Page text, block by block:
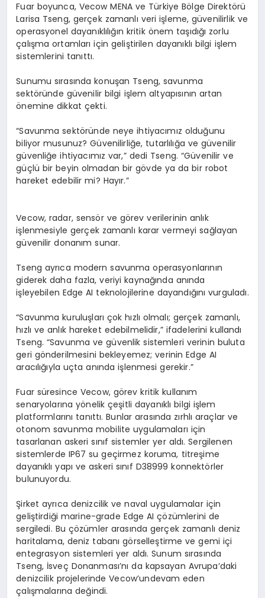
Fuar boyunca, VecowMENA ve Türkiye Bölge Direktörü
Larisa Tseng, gerçek zamanlı veri işleme, güvenilirlik ve
operasyonel dayanıklılığın kritik önem taşıdığı zorlu
çalışma ortamları için geliştirilen dayanıklı bilgi işlem
sistemlerini tanıttı.
Sunumu sırasında konuşan Tseng, savunma
sektöründe güvenilir bilgi işlem altyapısının artan
önemine dikkat çekti.
“Savunma sektöründe neye ihtiyacımız olduğunu
biliyor musunuz? Güvenilirliğe, tutarlılığa ve güvenilir
güvenliğe ihtiyacımız var,” dedi Tseng. “Güvenilir ve
güçlü bir beyin olmadan bir gövde ya da bir robot
hareket edebilir mi? Hayır.”
Vecow, radar, sensör ve görev verilerinin anlık
işlenmesiyle gerçek zamanlı karar vermeyi sağlayan
güvenilir donanım sunar.
Tseng ayrıca modern savunma operasyonlarının
giderek daha fazla, veriyi kaynağında anında
işleyebilen Edge AI teknolojilerine dayandığını vurguladı.
“Savunma kuruluşları çok hızlı olmalı; gerçek zamanlı,
hızlı ve anlık hareket edebilmelidir,” ifadelerini kullandı
Tseng. “Savunma ve güvenlik sistemleri verinin buluta
geri gönderilmesini bekleyemez; verininEdge AI
aracılığıyla uçta anında işlenmesi gerekir.”
Fuar süresince Vecow, görev kritik kullanım
senaryolarına yönelik çeşitli dayanıklı bilgi işlem
platformlarını tanıttı. Bunlar arasında zırhlı araçlar ve
otonom savunma mobilite uygulamaları için
tasarlanan askeri sınıf sistemler yer aldı. Sergilenen
sistemlerde IP67su geçirmez koruma, titreşime
dayanıklı yapı ve askeri sınıf D38999 konnektörler
bulunuyordu.
Şirket ayrıca denizcilik ve naval uygulamalar için
geliştirdiği marine-grade Edge AI çözümlerini de
sergiledi. Bu çözümler arasında gerçek zamanlı deniz
haritalama, deniz tabanı görselleştirme ve gemi içi
entegrasyon sistemleri yer aldı. Sunum sırasında
Tseng, İsveç Donanması’nı da kapsayan Avrupa’daki
denizcilik projelerindeVecow’undevam eden
çalışmalarına değindi.